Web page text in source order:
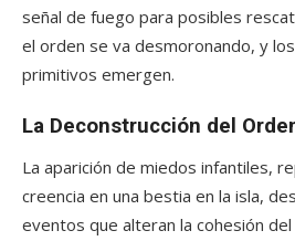
señal de fuego para posibles
el orden se va desmoronando, y
primitivos emergen.
La Deconstrucción del
La aparición de miedos infantiles,
creencia en una bestia en la isla,
eventos que alteran la cohesión del